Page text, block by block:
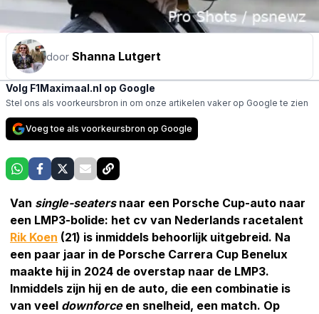
door Shanna Lutgert
Volg F1Maximaal.nl op Google
Stel ons als voorkeursbron in om onze artikelen vaker op Google te zien
Voeg toe als voorkeursbron op Google
Van single-seatersnaar een Porsche Cup-auto naar
een LMP3-bolide: het cv van Nederlands racetalent
Rik Koen (21) is inmiddels behoorlijk uitgebreid. Na
een paar jaar in de Porsche Carrera Cup Benelux
maakte hij in 2024 de overstap naar de LMP3.
Inmiddels zijn hij en de auto, die een combinatie is
van veel downforceen snelheid, een match. Op